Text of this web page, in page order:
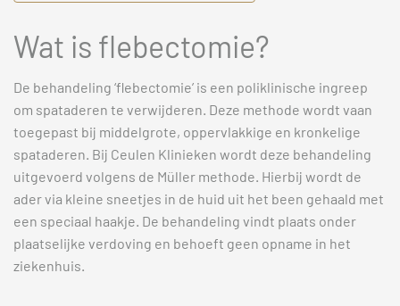
Wat is flebectomie?
De behandeling ‘flebectomie’ is een poliklinische ingreep
om spataderen te verwijderen. Deze methode wordt vaan
toegepast bij middelgrote, oppervlakkige en kronkelige
spataderen. Bij Ceulen Klinieken wordt deze behandeling
uitgevoerd volgens de Müller methode. Hierbij wordt de
ader via kleine sneetjes in de huid uit het been gehaald met
een speciaal haakje. De behandeling vindt plaats onder
plaatselijke verdoving en behoeft geen opname in het
ziekenhuis.